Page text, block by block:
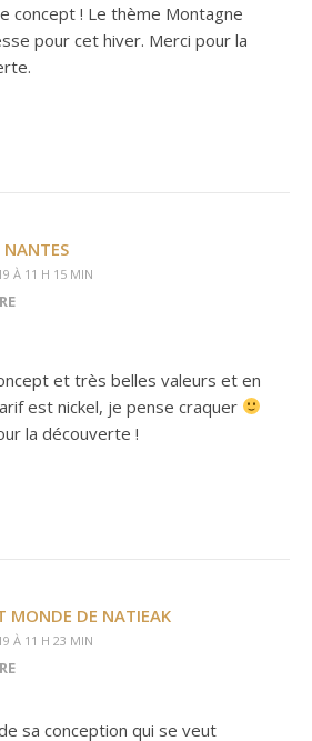
concept ! Le thème Montagne
pour cet hiver. Merci pour la
NANTES
À 11 H 15 MIN
et très belles valeurs et en
est nickel, je pense craquer
la découverte !
MONDE DE NATIEAK
À 11 H 23 MIN
sa conception qui se veut